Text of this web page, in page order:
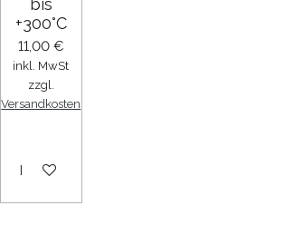
bis
+300°C
11,00 €
inkl. MwSt
zzgl.
Versandkosten
In den Warenkorb